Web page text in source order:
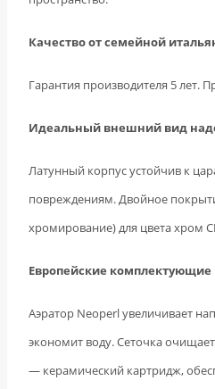
Качество от семейной
Гарантия производителя 5 лет.
Идеальный внешний вид
Латунный корпус устойчив к
повреждениям. Двойное
хромирование) для цвета хром
Европейские комплектующие
Аэратор Neoperl увеличивает
экономит воду. Сеточка
— керамический картридж,